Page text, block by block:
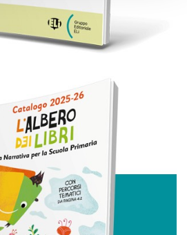
consenso in qualsiasi momento
cookie.
Condividiamo inoltre
cui utilizza il nostro sito con i
di analisi dei dati web,
i quali potrebbero combinarle
ha fornito loro o che hanno
dei loro servizi.